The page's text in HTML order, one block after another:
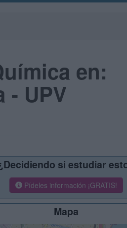
en:
- UPV
si estudiar
Pídeles información ¡GRATIS!
Mapa